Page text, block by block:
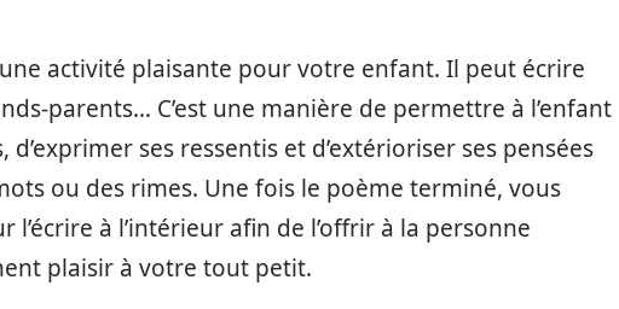
activité plaisante pour votre enfant. Il peut écrire
parents… C’est une manière de permettre à l’enfant
ses ressentis et d’extérioriser ses pensées
ou des rimes. Une fois le poème terminé, vous
l’écrire à l’intérieur afin de l’offrir à la personne
plaisir à votre tout petit.